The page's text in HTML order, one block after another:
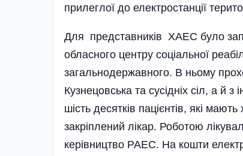
прилеглої до електростанції
Для представників ХАЕС було
обласного центру соціальної
загальнодержавного. В ньому
Кузнецовська та сусідніх сіл, а й
шість десятків пацієнтів, які
закріплений лікар. Роботою
керівництво РАЕС. На кошти